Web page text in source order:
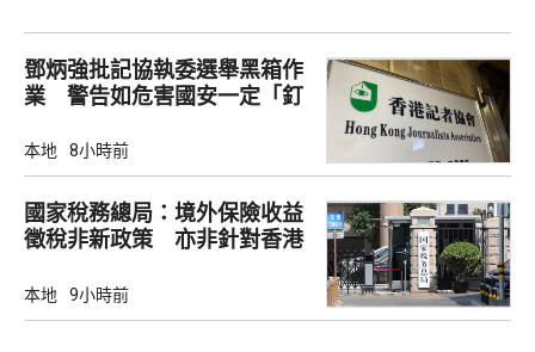
鄧炳強批記協執委選舉黑箱作
業 警告如危害國安一定「釘
本地 8小時前
國家稅務總局：境外保險收益
徵稅非新政策 亦非針對香港
本地 9小時前